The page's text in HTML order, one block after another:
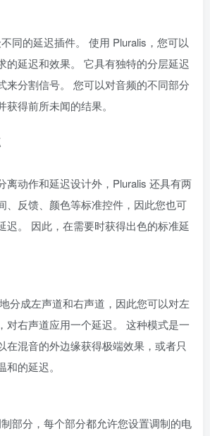
同的延迟插件。 使用 Pluralis，您可以
的延迟和效果。 它具有独特的分层延迟
来分割信号。 您可以对音频的不同部分
得前所未闻的结果。
离动作和延迟设计外，Pluralis 还具有两
、反馈、颜色等标准控件，因此您也可
迟。 因此，在需要时获得出色的标准延
分成左声道和右声道，因此您可以对左
对右声道应用一个延迟。 这种模式是一
在混音的外边缘获得极端效果，或者只
的延迟。
部分，每个部分都允许您设置调制的电